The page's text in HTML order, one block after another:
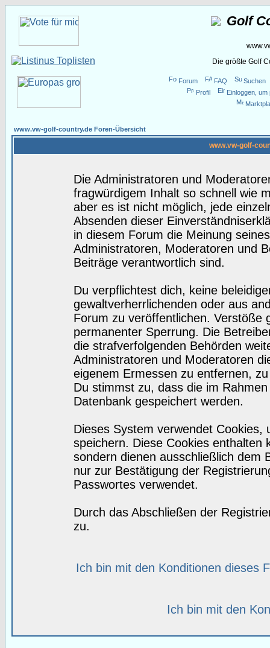
Golf
Die größte Golf
Forum FAQ
Suchen
Profil
Einloggen,
www.vw-golf-country.de Foren-Übersicht
www.vw-golf-
Die Administratoren und
fragwürdigem Inhalt so schnell wie
aber es ist nicht möglich, jede
Absenden dieser
in diesem Forum die Meinung
Administratoren, Moderatoren und
Beiträge verantwortlich sind.
Du verpflichtest dich, keine
gewaltverherrlichenden oder aus
Forum zu veröffentlichen. Verstöße
permanenter Sperrung. Die
die strafverfolgenden Behörden
Administratoren und Moderatoren
eigenem Ermessen zu entfernen,
Du stimmst zu, dass die im
Datenbank gespeichert werden.
Dieses System verwendet
speichern. Diese Cookies enthalten
sondern dienen ausschließlich dem
nur zur Bestätigung der
Passwortes verwendet.
Durch das Abschließen der
zu.
Ich bin mit den Konditionen dieses
Ich bin mit den